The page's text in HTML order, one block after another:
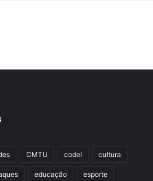
CMTU codel cultura
educação esporte